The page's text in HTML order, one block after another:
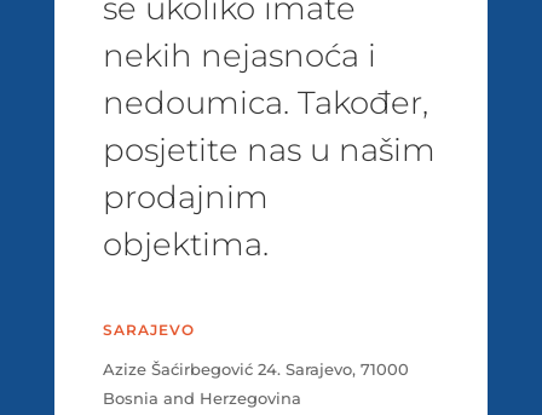
se ukoliko imate
nekih nejasnoća i
nedoumica. Također,
posjetite nas u našim
prodajnim
objektima.
SARAJEVO
Azize Šaćirbegović 24. Sarajevo, 71000
Bosnia and Herzegovina